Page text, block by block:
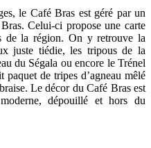
le Café Bras est géré par un
Celui-ci propose une carte
de la région. On y retrouve la
juste tiédie, les tripous de la
du Ségala ou encore le Trénel
de tripes d’agneau mêlé
Le décor du Café Bras est
dépouillé et hors du